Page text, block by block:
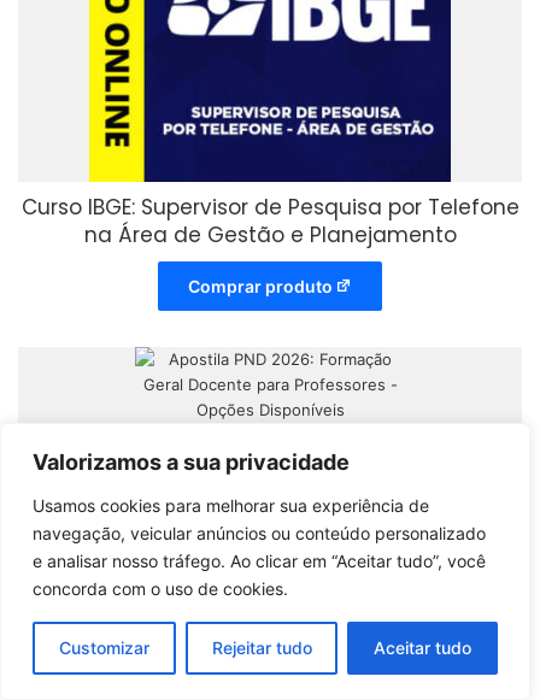
Valorizamos a sua privacidade
Usamos cookies para melhorar sua experiência de
navegação, veicular anúncios ou conteúdo personalizado
e analisar nosso tráfego. Ao clicar em “Aceitar tudo”, você
concorda com o uso de cookies.
Customizar Rejeitar tudo Aceitar tudo
Curso IBGE: Supervisor de Pesquisa por Telefone
na Área de Gestão e Planejamento
Comprar produto
Apostila PND 2026: Formação Geral Docente
para Professores – Opções Disponíveis
Comprar produto